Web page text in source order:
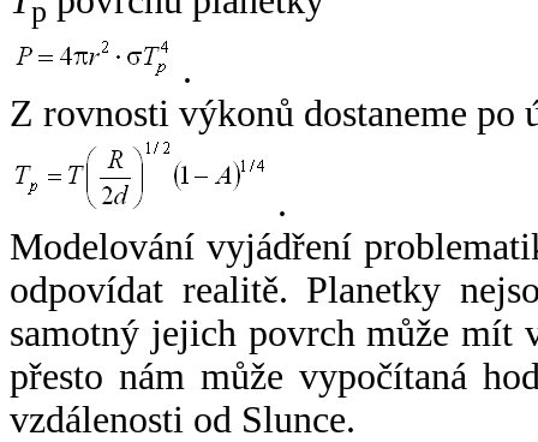
p
.
Z rovnosti výkonů dostaneme po
.
Modelování vyjádření
odpovídat realitě. Planetky
samotný jejich povrch může mít
přesto nám může vypočítaná
vzdálenosti od Slunce.